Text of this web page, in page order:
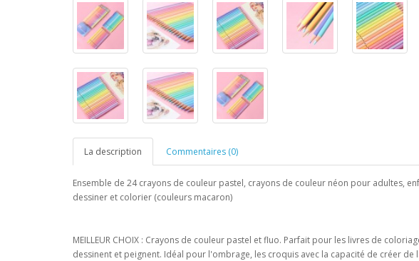
La description Commentaires (0)
Ensemble de 24 crayons de couleur pastel, crayons de couleur néon pour adultes,
dessiner et colorier (couleurs macaron)
MEILLEUR CHOIX : Crayons de couleur pastel et fluo. Parfait pour les livres de
dessinent et peignent. Idéal pour l'ombrage, les croquis avec la capacité de créer